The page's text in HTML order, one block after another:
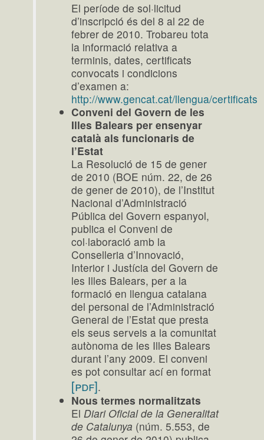
El període de sol·licitud
d’inscripció és del 8 al 22 de
febrer de 2010. Trobareu tota
la informació relativa a
terminis, dates, certificats
convocats i condicions
d’examen a:
http://www.gencat.cat/llengua/certificats
Conveni del Govern de les
Illes Balears per ensenyar
català als funcionaris de
l’Estat
La Resolució de 15 de gener
de 2010 (BOE núm. 22, de 26
de gener de 2010), de l’Institut
Nacional d’Administració
Pública del Govern espanyol,
publica el Conveni de
col·laboració amb la
Conselleria d’Innovació,
Interior i Justícia del Govern de
les Illes Balears, per a la
formació en llengua catalana
del personal de l’Administració
General de l’Estat que presta
els seus serveis a la comunitat
autònoma de les Illes Balears
durant l’any 2009. El conveni
es pot consultar ací en format
[pdf].
Nous termes normalitzats
ElDiari Oficial de la Generalitat
de Catalunya (núm. 5.553, de